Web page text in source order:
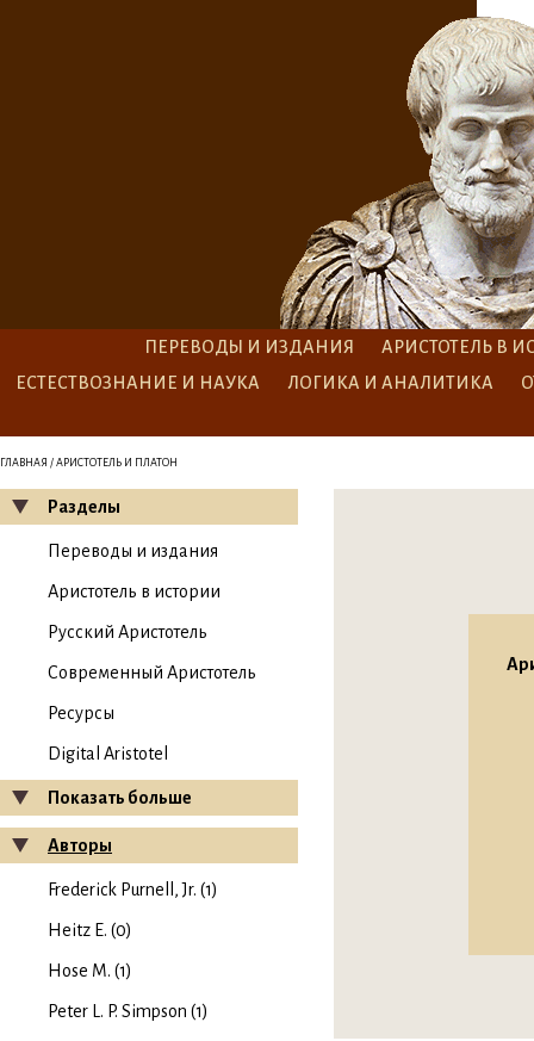
ПЕРЕВОДЫ И ИЗДАНИЯ
АРИСТОТЕЛЬ В
ЕСТЕСТВОЗНАНИЕ И НАУКА
ЛОГИКА И АНАЛИТИКА
ГЛАВНАЯ / АРИСТОТЕЛЬ И ПЛАТОН
Разделы
Переводы и издания
Аристотель в истории
Русский Аристотель
Современный Аристотель
Ресурсы
Digital Aristotel
Показать больше
Авторы
Frederick Purnell, Jr. (1)
Heitz E. (0)
Hose M. (1)
Peter L. P. Simpson (1)